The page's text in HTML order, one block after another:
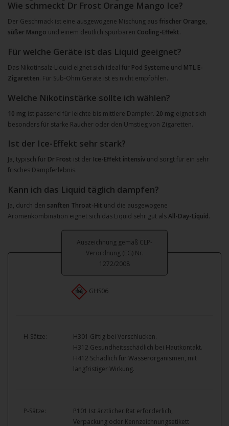
Wie schmeckt Dr Frost Orange Mango Ice?
Der Geschmack ist eine ausgewogene Mischung aus frischer Orange,
süßer Mango und einem deutlich spürbaren Cooling-Effekt.
Für welche Geräte ist das Liquid geeignet?
Das Nikotinsalz-Liquid eignet sich ideal für Pod Systeme und MTL E-
Zigaretten. Für Sub-Ohm Geräte ist es nicht empfohlen.
Welche Nikotinstärke sollte ich wählen?
10 mg ist passend für leichte bis mittlere Dampfer. 20 mg eignet sich
besonders für starke Raucher oder den Umstieg von Zigaretten.
Ist der Ice-Effekt sehr stark?
Ja, typisch für Dr Frost ist der Ice-Effekt intensiv und sorgt für ein sehr
frisches Dampferlebnis.
Kann ich das Liquid täglich dampfen?
Ja, durch den sanften Throat-Hit und die ausgewogene
Aromenkombination eignet sich das Liquid sehr gut alsAll-Day-Liquid.
Auszeichnung gemäß CLP-
Verordnung (EG) Nr.
1272/2008
GHS06
H-Sätze:
H301 Giftig bei Verschlucken.
H312 Gesundheitsschädlich bei Hautkontakt.
H412 Schädlich für Wasserorganismen, mit
langfristiger Wirkung.
P-Sätze:
P101 Ist ärztlicher Rat erforderlich,
Verpackung oder Kennzeichnungsetikett